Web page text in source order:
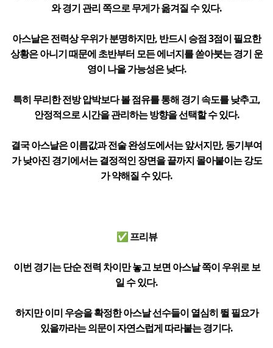
와 경기 관리 쪽으로 무게가 옮겨질 수 있다.
아스날은 전력상 우위가 분명하지만, 반드시 승점 3점이 필요한
상황은 아니기 때문에 초반부터 모든 에너지를 쏟아붓는 경기 운
영이 나올 가능성은 낮다.
특히 무리한 전방 압박보다 볼 점유를 통해 경기 속도를 낮추고,
안정적으로 시간을 관리하는 방향을 선택할 수 있다.
결국 아스날은 이름값과 전술 완성도에서는 앞서지만, 동기부여
가 낮아진 경기에서는 결정적인 장면을 끝까지 몰아붙이는 강도
가 약해질 수 있다.
✅ 프리뷰
이번 경기는 단순 전력 차이만 놓고 보면 아스날 쪽이 우위로 보
일 수 있다.
하지만 이미 우승을 확정한 아스날 선수들이 열심히 뛸 필요가
있을까라는 의문이 자연스럽게 따라붙는 경기다.